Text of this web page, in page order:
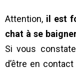
Attention, il est
chat à se
Si vous
d’être en